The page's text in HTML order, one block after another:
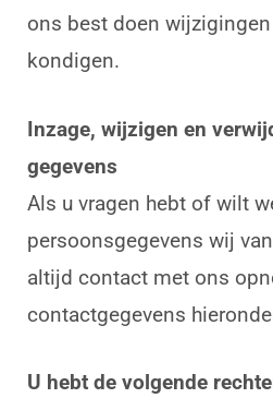
ons best doen
kondigen.
Inzage, wijzigen en
gegevens
Als u vragen hebt of wilt
persoonsgegevens wij
altijd contact met ons
contactgegevens
U hebt de volgende